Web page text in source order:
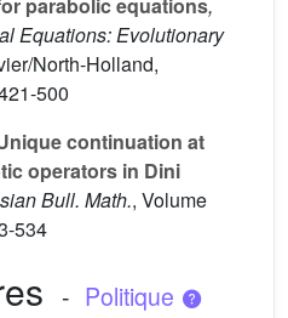
Equations: Evolutionary
North-Holland,
500
continuation at
operators in Dini
Bull. Math., Volume
534
- Politique